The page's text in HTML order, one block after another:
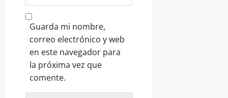
Guarda mi nombre,
correo electrónico y web
en este navegador para
la próxima vez que
comente.